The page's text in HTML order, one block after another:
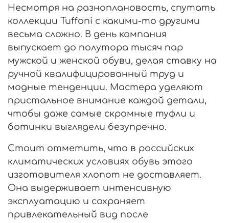
Несмотря на разноплановость, спутать
коллекции Tuffoni с какими-то другими
весьма сложно. В день компания
выпускает до полутора тысяч пар
мужской и женской обуви, делая ставку на
ручной квалифицированный труд и
модные тенденции. Мастера уделяют
пристальное внимание каждой детали,
чтобы даже самые скромные туфли и
ботинки выглядели безупречно.
Стоит отметить, что в российских
климатических условиях обувь этого
изготовителя хлопот не доставляет.
Она выдерживает интенсивную
эксплуатацию и сохраняет
привлекательный вид после